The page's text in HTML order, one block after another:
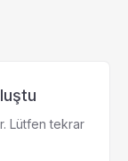
Lütfen tekrar